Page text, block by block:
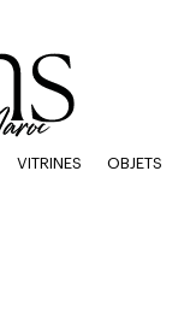
VITRINES OBJETS